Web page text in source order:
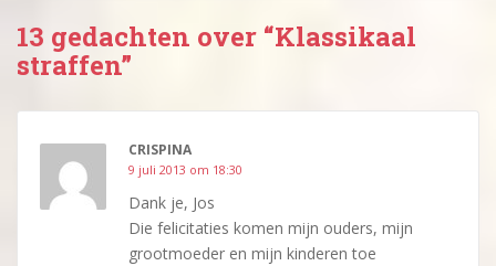
13 gedachten over “Klassikaal
straffen”
CRISPINA
9 juli 2013 om 18:30
Dank je, Jos
Die felicitaties komen mijn ouders, mijn
grootmoeder en mijn kinderen toe